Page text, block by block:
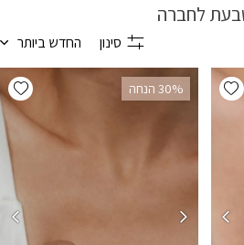
לחברה
סינון החדש ביותר
Add wishlist‫30% הנחה